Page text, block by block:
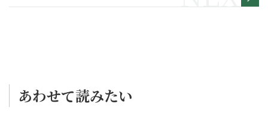
あわせて読みたい